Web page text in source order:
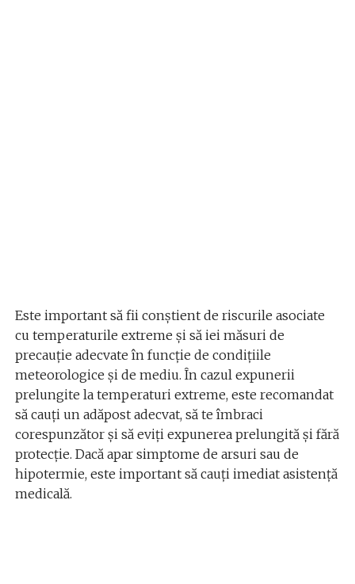
Este important să fii conștient de riscurile asociate
cu temperaturile extreme și să iei măsuri de
precauție adecvate în funcție de condițiile
meteorologice și de mediu. În cazul expunerii
prelungite la temperaturi extreme, este recomandat
să cauți un adăpost adecvat, să te îmbraci
corespunzător și să eviți expunerea prelungită și fără
protecție. Dacă apar simptome de arsuri sau de
hipotermie, este important să cauți imediat asistență
medicală.